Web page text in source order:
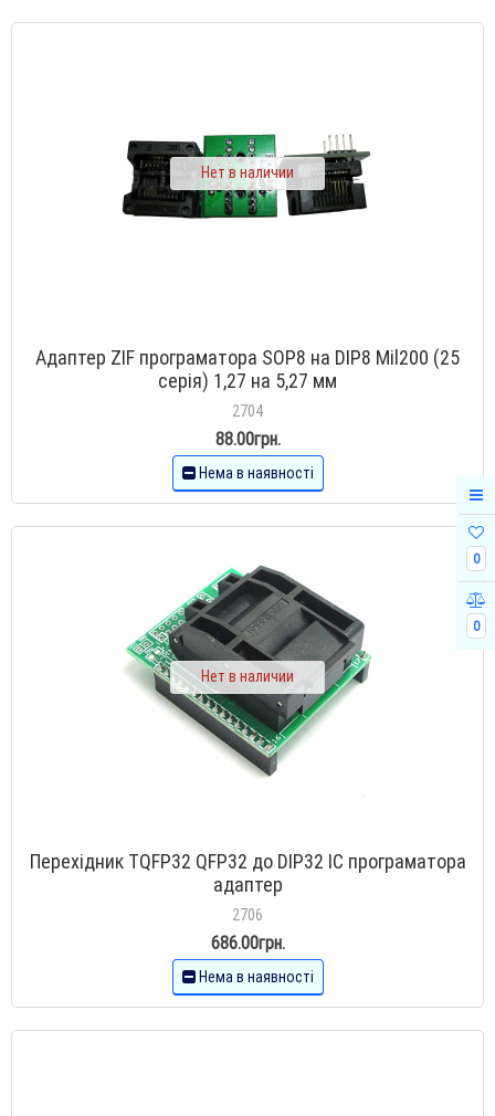
0
0
Нет в наличии
Адаптер ZIF програматора SOP8 на DIP8 Mil200 (25
серія) 1,27 на 5,27 мм
2704
88.00грн.
Нема в наявності
Нет в наличии
Перехідник TQFP32 QFP32 до DIP32 IC програматора
адаптер
2706
686.00грн.
Нема в наявності